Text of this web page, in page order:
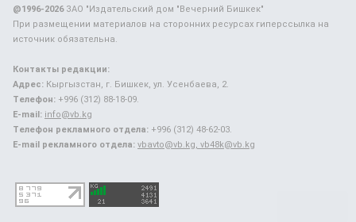
@1996-2026ЗАО "Издательский дом "Вечерний Бишкек"
При размещении материалов на сторонних ресурсах гиперссылка на
источник обязательна.
Контакты редакции:
Адрес: Кыргызстан, г. Бишкек, ул. Усенбаева, 2.
Телефон: +996 (312) 88-18-09.
E-mail: info@vb.kg
Телефон рекламного отдела: +996 (312) 48-62-03.
E-mail рекламного отдела: vbavto@vb.kg, vb48k@vb.kg